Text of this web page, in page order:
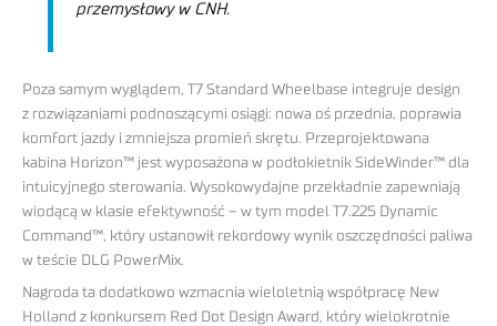
przemysłowy w CNH.
Poza samym wyglądem, T7 Standard Wheelbase integruje design
z rozwiązaniami podnoszącymi osiągi: nowa oś przednia, poprawia
komfort jazdy i zmniejsza promień skrętu. Przeprojektowana
kabina Horizon™ jest wyposażona w podłokietnik SideWinder™ dla
intuicyjnego sterowania. Wysokowydajne przekładnie zapewniają
wiodącą w klasie efektywność – w tym model T7.225 Dynamic
Command™, który ustanowił rekordowy wynik oszczędności paliwa
w teście DLG PowerMix.
Nagroda ta dodatkowo wzmacnia wieloletnią współpracę New
Holland z konkursem Red Dot Design Award, który wielokrotnie